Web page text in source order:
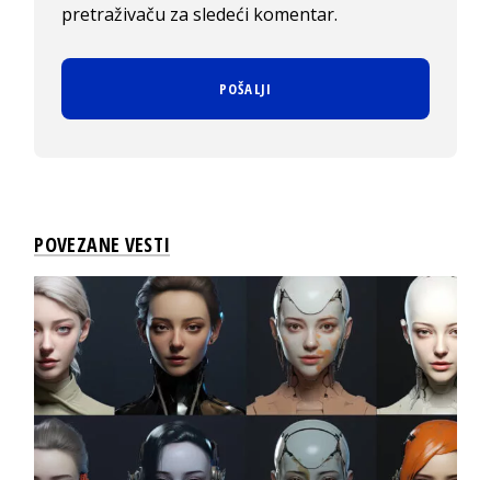
pretraživaču za sledeći komentar.
POVEZANE VESTI